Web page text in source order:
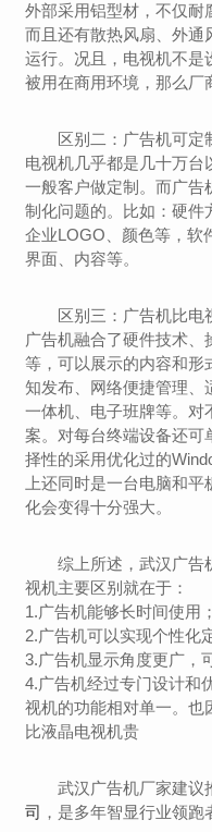
外部采用铝型材，不仅耐
而且还有散热风扇、外通
运行。况且，电视机不是
被用在商用环境，那么厂
区别二：广告机可定
电视机几乎都是几十万台
一般客户做定制。而广告
制化问题的。比如：硬件
企业LOGO、颜色等，软
界面、内容等。
区别三：广告机比电
广告机融合了硬件技术
等，可以展示的内容和形
知发布、网络便捷管理、
一体机、电子班牌等。对
案。对每台终端设备还可
择性的采用优化过的
上还同时是一台电脑和
化会变得十分强大。
综上所述，武汉广告
视机主要区别就在于：
1.广告机能够长时间使用
2.广告机可以实现个性化
3.广告机显示角度更广，
4.广告机经过专门设计和
视机的功能相对单一。也
比液晶电视机贵
武汉广告机厂家建议
司 ，是多年智显行业领跑